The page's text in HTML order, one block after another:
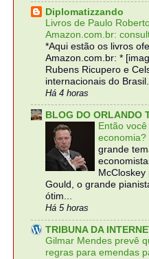
Diplomatizzando
Livros de Paulo
Amazon.com.br:
*Aqui estão os livros
Amazon.com.br: *
Rubens Ricupero e
internacionais do Brasil...
Há 4 horas
BLOG DO ORLANDO
Então
economia?
grande
McCloskey
Gould, o grande
ótim...
Há 5 horas
TRIBUNA DA
Gilmar Mendes prevê
regras para emendas